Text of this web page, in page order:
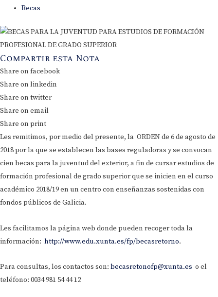
Becas
Compartir esta Nota
Share on facebook
Share on linkedin
Share on twitter
Share on email
Share on print
Les remitimos, por medio del presente, la ORDEN de 6 de agosto de
2018 por la que se establecen las bases reguladoras y se convocan
cien becas para la juventud del exterior, a fin de cursar estudios de
formación profesional de grado superior que se inicien en el curso
académico 2018/19 en un centro con enseñanzas sostenidas con
fondos públicos de Galicia.
Les facilitamos la página web donde pueden recoger toda la
información: http://www.edu.xunta.es/fp/becasretorno.
Para consultas, los contactos son: becasretonofp@xunta.es o el
teléfono: 0034 981 54 44 12